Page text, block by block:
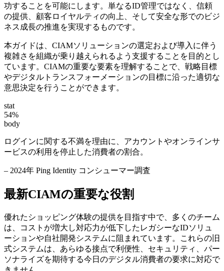
功することを可能にします。単なるID管理ではなく、信頼
の提供、顧客ロイヤルティの向上、そして安全な形でのビジ
ネス成長の推進を実現するものです。
本ガイドは、CIAMソリューションの選定および導入に伴う
複雑さを組織が乗り越えられるよう支援することを目的とし
ています。CIAMの重要な要素を理解することで、戦略目標
やデジタルトランスフォーメーションの目標に沿った適切な
意思決定を行うことができます。
stat
54%
body
ログインに関する不満を理由に、アカウントやオンラインサ
ービスの利用を停止した消費者の割合。
– 2024年 Ping Identity コンシューマー調査
最新CIAMの重要な役割
優れたショッピング体験の提供を目指す中で、多くのチーム
は、コストが増大し対応力が低下したレガシーなIDソリュ
ーションや自社開発システムに阻まれています。これらの旧
式システムは、あらゆる接点で利便性、セキュリティ、パー
ソナライズを期待する今日のデジタル消費者の要求に対応で